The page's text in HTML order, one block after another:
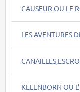
CAUSEUR OU LE
LES AVENTURES
KELENBORN OU